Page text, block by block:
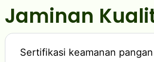
Jaminan
Sertifikasi keamanan